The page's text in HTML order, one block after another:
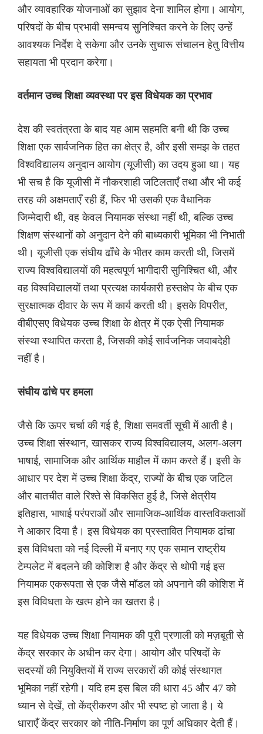
और व्यावहारिक योजनाओं का सुझाव देना शामिल होगा। आयोग,
परिषदों के बीच प्रभावी समन्वय सुनिश्चित करने के लिए उन्हें
आवश्यक निर्देश दे सकेगा और उनके सुचारू संचालन हेतु वित्तीय
सहायता भी प्रदान करेगा।
वर्तमान उच्च शिक्षा व्यवस्था पर इस विधेयक का प्रभाव
देश की स्वतंत्रता के बाद यह आम सहमति बनी थी कि उच्च
शिक्षा एक सार्वजनिक हित का क्षेत्र है, और इसी समझ के तहत
विश्वविद्यालय अनुदान आयोग (यूजीसी) का उदय हुआ था। यह
भी सच है कि यूजीसी में नौकरशाही जटिलताएँ तथा और भी कई
तरह की अक्षमताएँ रही हैं, फिर भी उसकी एक वैधानिक
जिम्मेदारी थी, वह केवल नियामक संस्था नहीं थी, बल्कि उच्च
शिक्षण संस्थानों को अनुदान देने की बाध्यकारी भूमिका भी निभाती
थी। यूजीसी एक संघीय ढाँचे के भीतर काम करती थी, जिसमें
राज्य विश्वविद्यालयों की महत्वपूर्ण भागीदारी सुनिश्चित थी, और
वह विश्वविद्यालयों तथा प्रत्यक्ष कार्यकारी हस्तक्षेप के बीच एक
सुरक्षात्मक दीवार के रूप में कार्य करती थी। इसके विपरीत,
वीबीएसए विधेयक उच्च शिक्षा के क्षेत्र में एक ऐसी नियामक
संस्था स्थापित करता है, जिसकी कोई सार्वजनिक जवाबदेही
नहीं है।
संघीय ढांचे पर हमला
जैसे कि ऊपर चर्चा की गई है, शिक्षा समवर्ती सूची में आती है।
उच्च शिक्षा संस्थान, खासकर राज्य विश्वविद्यालय, अलग-अलग
भाषाई, सामाजिक और आर्थिक माहौल में काम करते हैं। इसी के
आधार पर देश में उच्च शिक्षा केंद्र, राज्यों के बीच एक जटिल
और बातचीत वाले रिश्ते से विकसित हुई है, जिसे क्षेत्रीय
इतिहास, भाषाई परंपराओं और सामाजिक-आर्थिक वास्तविकताओं
ने आकार दिया है। इस विधेयक का प्रस्तावित नियामक ढांचा
इस विविधता को नई दिल्ली में बनाए गए एक समान राष्ट्रीय
टेम्पलेट में बदलने की कोशिश है और केंद्र से थोपी गई इस
नियामक एकरूपता से एक जैसे मॉडल को अपनाने की कोशिश में
इस विविधता के खत्म होने का खतरा है।
यह विधेयक उच्च शिक्षा नियामक की पूरी प्रणाली को मज़बूती से
केंद्र सरकार के अधीन कर देगा। आयोग और परिषदों के
सदस्यों की नियुक्तियों में राज्य सरकारों की कोई संस्थागत
भूमिका नहीं रहेगी। यदि हम इस बिल की धारा 45 और 47 को
ध्यान से देखें, तो केंद्रीकरण और भी स्पष्ट हो जाता है। ये
धाराएँ केंद्र सरकार को नीति-निर्माण का पूर्ण अधिकार देती हैं।